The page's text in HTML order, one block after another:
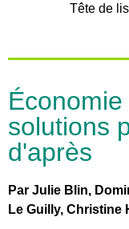
Tête de
solutions
d'après
Par Julie Blin,
Le Guilly, Christine